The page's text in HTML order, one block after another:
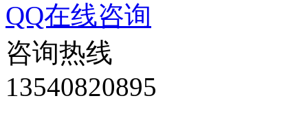
QQ在线咨询
咨询热线
13540820895